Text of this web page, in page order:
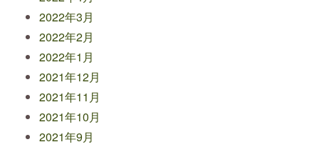
2022年3月
2022年2月
2022年1月
2021年12月
2021年11月
2021年10月
2021年9月